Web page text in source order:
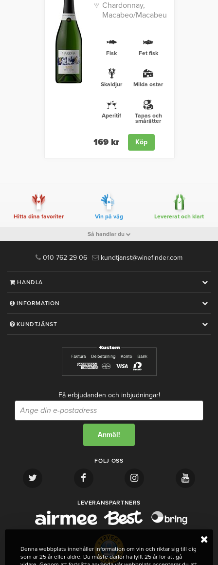
Chardonnay,
Macabeo/Macabeu
Fisk Fet fisk
Skaldjur Milda ostar
Aperitif Tapas och
smårätter
169 kr Köp
Hitta dina favoriter Vin på väg Levererat och klart
Så handlar du
010 762 29 06 kundtjanst@winefinder.com
HANDLA
INFORMATION
KUNDTJÄNST
Få erbjudanden och inbjudningar!
FÖLJ OSS
LEVERANSPARTNERS
Denna webbplats innehåller information om vin och riktar sig till dig
som är 25 år eller äldre. Du måste därför ha fyllt 25 år för att gå